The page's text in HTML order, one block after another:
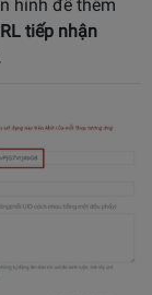
hình để thêm
tiếp nhận